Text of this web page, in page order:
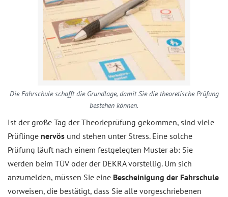
Die Fahrschule schafft die Grundlage, damit Sie die theoretische Prüfung
bestehen können.
Ist der große Tag der Theorieprüfung gekommen, sind viele
Prüflinge nervös und stehen unter Stress. Eine solche
Prüfung läuft nach einem festgelegten Muster ab: Sie
werden beim TÜV oder der DEKRA vorstellig. Um sich
anzumelden, müssen Sie eine Bescheinigung der Fahrschule
vorweisen, die bestätigt, dass Sie alle vorgeschriebenen